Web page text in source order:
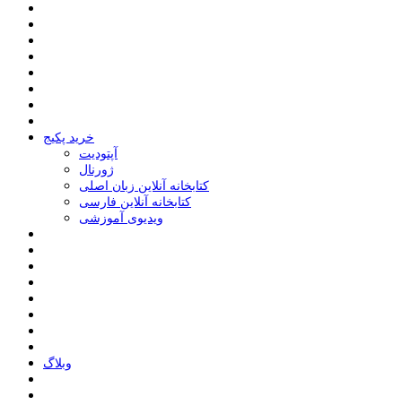
خرید پکیج
ﺁﭘﺘﻮﺩﯾﺖ
ﮊﻭﺭﻧﺎﻝ
کتابخانه آنلاین زبان اصلی
کتابخانه آنلاین فارسی
ویدیوی آموزشی
وبلاگ